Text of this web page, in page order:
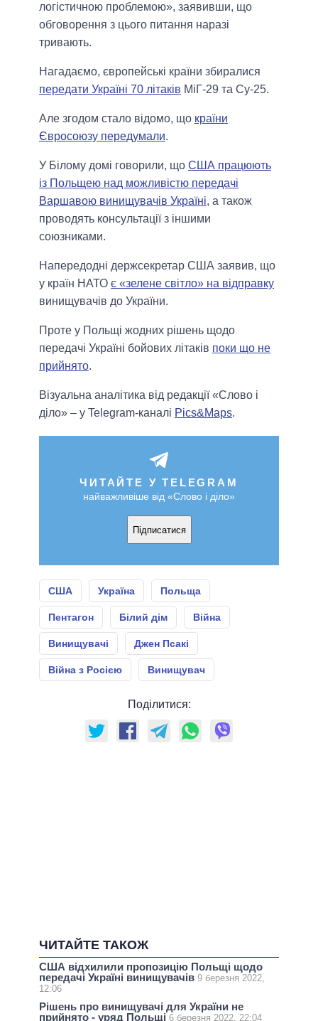
логістичною проблемою», заявивши, що
обговорення з цього питання наразі
тривають.
Нагадаємо, європейські країни збиралися
передати Україні 70 літаків МіГ-29 та Су-25.
Але згодом стало відомо, що країни
Євросоюзу передумали.
У Білому домі говорили, що США працюють
із Польщею над можливістю передачі
Варшавою винищувачів Україні, а також
проводять консультації з іншими
союзниками.
Напередодні держсекретар США заявив, що
у країн НАТО є «зелене світло» на відправку
винищувачів до України.
Проте у Польщі жодних рішень щодо
передачі Україні бойових літаків поки що не
прийнято.
Візуальна аналітика від редакції «Слово і
діло» – у Telegram-каналі Pics&Maps.
ЧИТАЙТЕ У TELEGRAM
найважливіше від «Слово і діло»
Підписатися
США Україна Польща
Пентагон Білий дім Війна
Винищувачі Джен Псакі
Війна з Росією Винищувач
Поділитися:
ЧИТАЙТЕ ТАКОЖ
США відхилили пропозицію Польщі щодо
передачі Україні винищувачів 9 березня 2022,
12:06
Рішень про винищувачі для України не
прийнято - уряд Польщі 6 березня 2022, 22:04